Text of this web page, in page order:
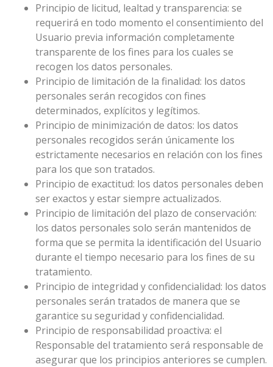
Principio de licitud, lealtad y transparencia: se
requerirá en todo momento el consentimiento del
Usuario previa información completamente
transparente de los fines para los cuales se
recogen los datos personales.
Principio de limitación de la finalidad: los datos
personales serán recogidos con fines
determinados, explícitos y legítimos.
Principio de minimización de datos: los datos
personales recogidos serán únicamente los
estrictamente necesarios en relación con los fines
para los que son tratados.
Principio de exactitud: los datos personales deben
ser exactos y estar siempre actualizados.
Principio de limitación del plazo de conservación:
los datos personales solo serán mantenidos de
forma que se permita la identificación del Usuario
durante el tiempo necesario para los fines de su
tratamiento.
Principio de integridad y confidencialidad: los datos
personales serán tratados de manera que se
garantice su seguridad y confidencialidad.
Principio de responsabilidad proactiva: el
Responsable del tratamiento será responsable de
asegurar que los principios anteriores se cumplen.